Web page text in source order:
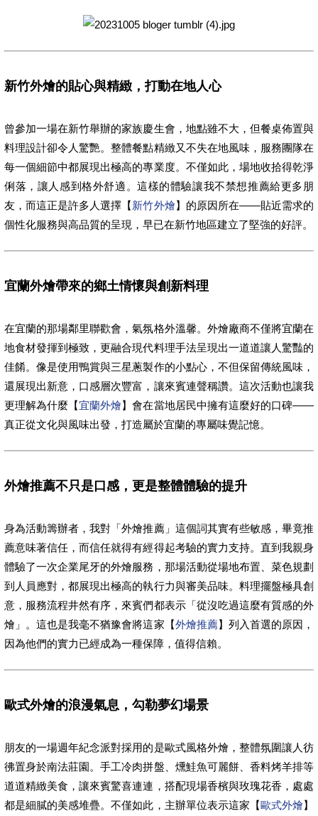
新竹外燴的貼心與精緻，打動在地人心
曾參加一場在新竹舉辦的家族慶生會，地點雖不大，但餐桌佈置與
料理設計卻令人驚艷。整體餐點精緻又不失在地風味，服務團隊在
每一個細節中都展現出極高的專業度。不僅如此，場地收拾得乾淨
俐落，讓人感到格外舒適。這樣的體驗讓我不禁想推薦給更多朋
友，而這正是許多人選擇【新竹外燴】的原因所在——貼近需求的
個性化服務與高品質的呈現，早已在新竹地區建立了堅強的好評。
宜蘭外燴帶來的鄉土情懷與創新料理
在宜蘭的那場鄰里聯歡會，氣氛格外溫馨。外燴廠商不僅將宜蘭在
地食材發揮到極致，更融合現代料理手法呈現出一道道讓人驚豔的
佳餚。像是使用鴨賞與三星蔥製作的小點心，不但保留傳統風味，
還展現出新意，口感層次豐富，讓來賓連聲稱讚。這次活動也讓我
更理解為什麼【宜蘭外燴】會在當地居民中擁有這麼好的口碑——
真正從文化與風味出發，打造屬於宜蘭的專屬味覺記憶。
外燴推薦不只是口感，更是整體體驗的提升
身為活動籌辦者，我對「外燴推薦」這個詞其實有些敏感，畢竟推
薦意味著信任，而信任就得有經得起考驗的實力支持。直到我親身
體驗了一次企業尾牙的外燴服務，那場活動從場地布置、菜色規劃
到人員應對，都展現出極高的執行力與審美品味。料理擺盤極具創
意，服務流程井然有序，來賓們都表示「從沒吃過這麼有質感的外
燴」。這也是我毫不猶豫會將這家【外燴推薦】列入首選的原因，
因為他們的實力已經成為一種保障，值得信賴。
歐式外燴的浪漫氣息，勾勒夢幻場景
朋友的一場週年紀念派對採用的是歐式風格外燴，整體氛圍讓人彷
彿置身於南法莊園。手工冷肉拼盤、燻鮭魚可麗餅、香料烤羊排等
道道精緻美食，讓來賓驚喜連連，搭配現場香檳與玫瑰花香，處處
都是細膩的美感堆疊。不僅如此，主辦單位表示這家【歐式外燴】